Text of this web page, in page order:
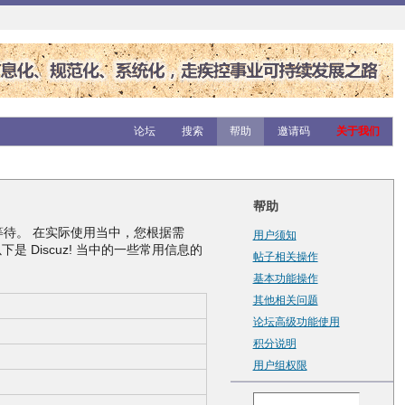
论坛 搜索 帮助 邀请码 关于我们
帮助
用户须知
帖子相关操作
基本功能操作
其他相关问题
论坛高级功能使用
积分说明
用户组权限
。 在实际使用当中，您根据需
是 Discuz! 当中的一些常用信息的